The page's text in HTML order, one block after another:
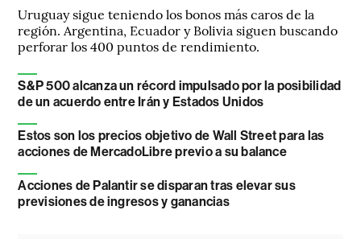
Uruguay sigue teniendo los bonos más caros de la
región. Argentina, Ecuador y Bolivia siguen buscando
perforar los 400 puntos de rendimiento.
S&P 500 alcanza un récord impulsado por la posibilidad
de un acuerdo entre Irán y Estados Unidos
Estos son los precios objetivo de Wall Street para las
acciones de MercadoLibre previo a su balance
Acciones de Palantir se disparan tras elevar sus
previsiones de ingresos y ganancias